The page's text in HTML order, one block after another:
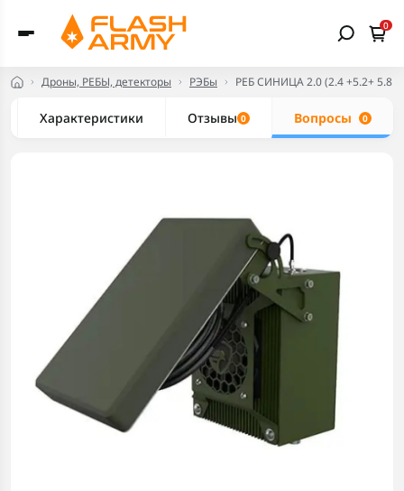
0
Дроны, РЕБЫ, детекторы РЭБы РЕБ СИНИЦА 2.0 (2.4 +5.2+ 5.8
Характеристики Отзывы 0 Вопросы 0